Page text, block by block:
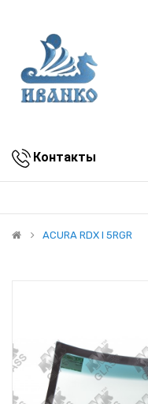
Контакты
ACURA RDX I 5RGR